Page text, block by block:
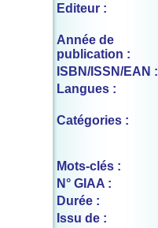
Editeur :
Année de
publication :
ISBN/ISSN/EAN :
Langues :
Catégories :
Mots-clés :
N° GIAA :
Durée :
Issu de :